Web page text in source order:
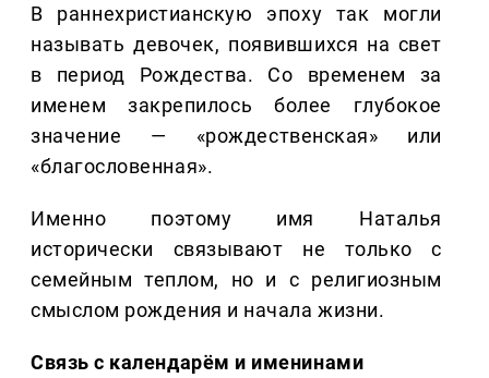
В раннехристианскую эпоху так могли
называть девочек, появившихся на свет
в период Рождества. Со временем за
именем закрепилось более глубокое
значение — «рождественская» или
«благословенная».
Именно поэтому имя Наталья
исторически связывают не только с
семейным теплом, но и с религиозным
смыслом рождения и начала жизни.
Связь с календарём и именинами